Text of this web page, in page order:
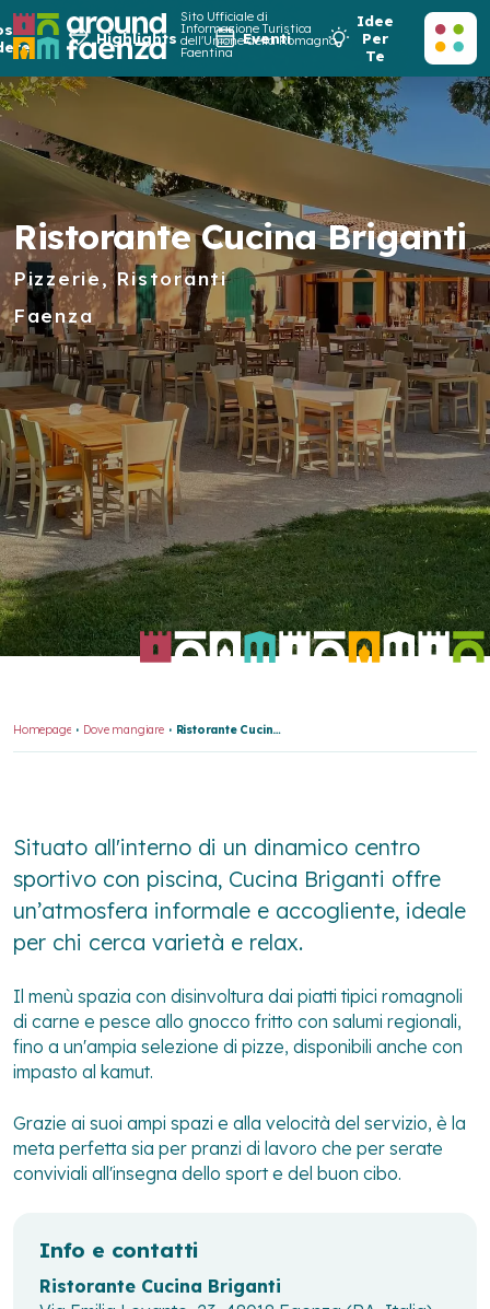
Sito Ufficiale di
Informazione Turistica
dell'Unione della Romagna
Faentina
Highlights Eventi
Idee
Per
Te
Ristorante Cucina Briganti
Pizzerie, Ristoranti
Faenza
Homepage Dove mangiare Ristorante Cucina Briganti
Situato all'interno di un dinamico centro
sportivo con piscina, Cucina Briganti offre
un’atmosfera informale e accogliente, ideale
per chi cerca varietà e relax.
Il menù spazia con disinvoltura dai piatti tipici romagnoli
di carne e pesce allo gnocco fritto con salumi regionali,
fino a un'ampia selezione di pizze, disponibili anche con
impasto al kamut.
Grazie ai suoi ampi spazi e alla velocità del servizio, è la
meta perfetta sia per pranzi di lavoro che per serate
conviviali all'insegna dello sport e del buon cibo.
Info e contatti
Ristorante Cucina Briganti